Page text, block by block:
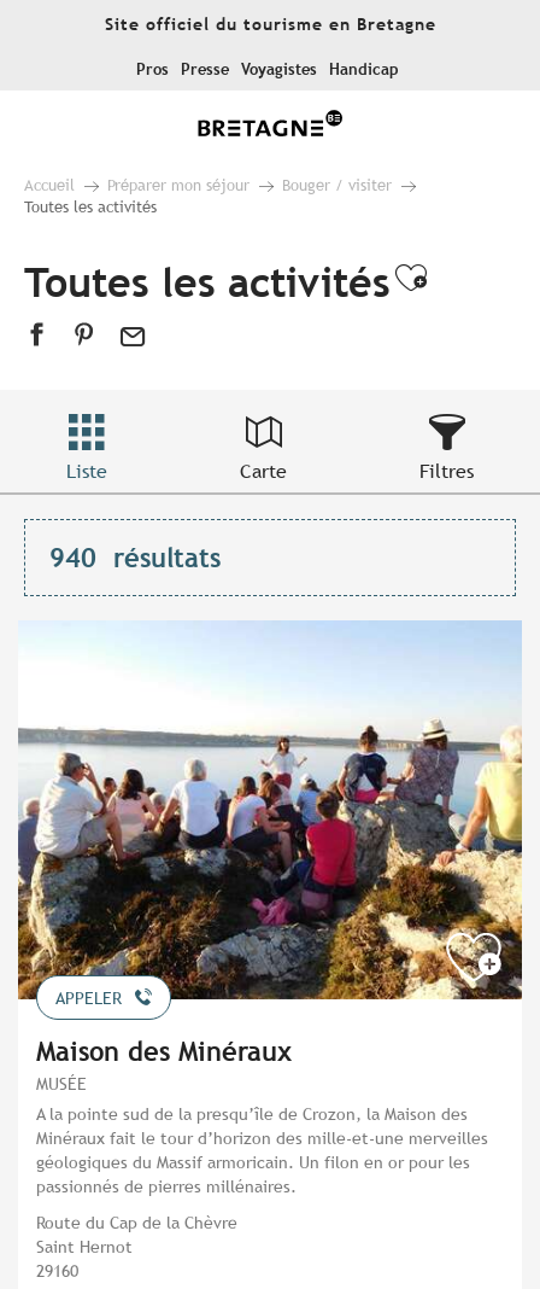
Site officiel du tourisme en Bretagne
Pros Presse Voyagistes Handicap
Accueil Préparer mon séjour
Bouger / visiter
Toutes les activités
Toutes les activités
Liste Carte Filtres
940 résultats
APPELER
Maison des Minéraux
MUSÉE
A la pointe sud de la presqu’île de Crozon, la Maison des
Minéraux fait le tour d’horizon des mille-et-une merveilles
géologiques du Massif armoricain. Un filon en or pour les
passionnés de pierres millénaires.
Route du Cap de la Chèvre
Saint Hernot
29160